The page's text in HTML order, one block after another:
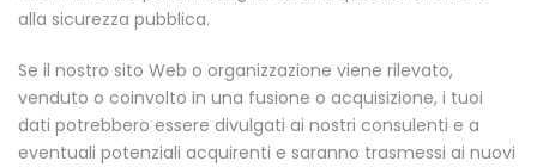
alla sicurezza pubblica.
Se il nostro sito Web o organizzazione viene rilevato,
venduto o coinvolto in una fusione o acquisizione, i tuoi
dati potrebbero essere divulgati ai nostri consulenti e a
eventuali potenziali acquirenti e saranno trasmessi ai nuovi